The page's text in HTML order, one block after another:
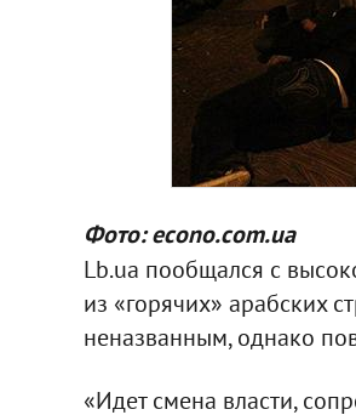
Фото: econo.com.ua
Lb.ua пообщался с
из «горячих» арабских
неназванным, однако
«Идет смена власти,